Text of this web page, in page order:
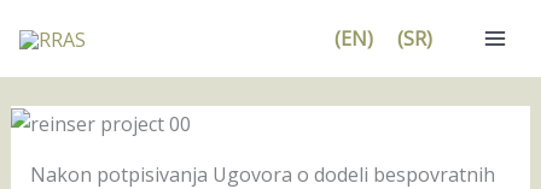
na
sadržaj
(EN) (SR)
Nakon potpisivanja Ugovora o dodeli bespovratnih